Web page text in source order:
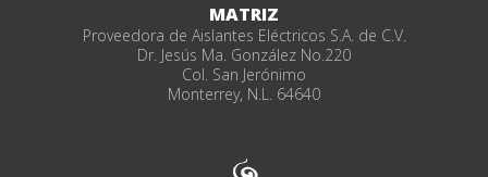
MATRIZ
Proveedora de Aislantes Eléctricos S.A. de C.V.
Dr. Jesús Ma. González No.220
Col. San Jerónimo
Monterrey, N.L. 64640